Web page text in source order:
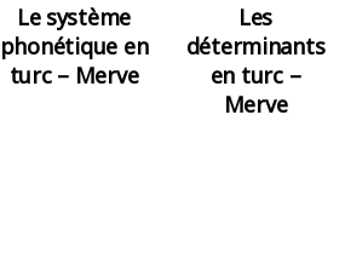
Le système
phonétique en
turc – Merve
Les
déterminants
en turc –
Merve